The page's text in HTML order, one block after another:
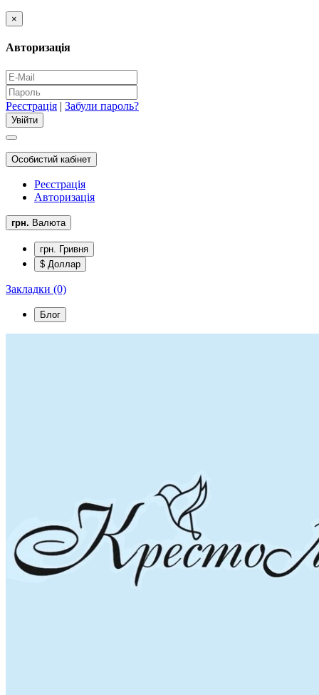
×
Авторизація
Реєстрація | Забули пароль?
Особистий кабінет
Реєстрація
Авторизація
грн. Валюта
грн. Гривня
$ Доллар
Закладки (0)
Блог